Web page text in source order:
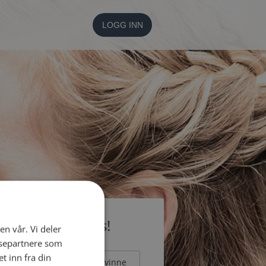
LOGG INN
medlem gratis!
Mann Kvinne
vår. Vi deler
som
inn fra din